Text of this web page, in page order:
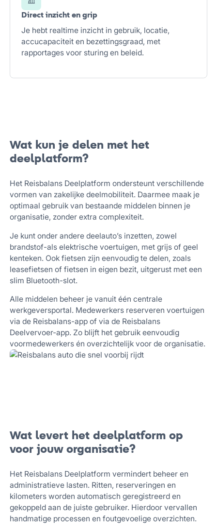
Direct inzicht en grip
Je hebt realtime inzicht in gebruik, locatie,
accucapaciteit en bezettingsgraad, met
rapportages voor sturing en beleid.
Wat kun je delen met het
deelplatform?
Het Reisbalans Deelplatform ondersteunt verschillende
vormen van zakelijke deelmobiliteit. Daarmee maak je
optimaal gebruik van bestaande middelen binnen je
organisatie, zonder extra complexiteit.
Je kunt onder andere deelauto’s inzetten, zowel
brandstof-als elektrische voertuigen, met grijs of geel
kenteken. Ook fietsen zijn eenvoudig te delen, zoals
leasefietsen of fietsen in eigen bezit, uitgerust met een
slim Bluetooth-slot.
Alle middelen beheer je vanuit één centrale
werkgeversportal. Medewerkers reserveren voertuigen
via de Reisbalans-app of via de Reisbalans
Deelvervoer-app. Zo blijft het gebruik eenvoudig
voormedewerkers én overzichtelijk voor de organisatie.
Wat levert het deelplatform op
voor jouw organisatie?
Het Reisbalans Deelplatform vermindert beheer en
administratieve lasten. Ritten, reserveringen en
kilometers worden automatisch geregistreerd en
gekoppeld aan de juiste gebruiker. Hierdoor vervallen
handmatige processen en foutgevoelige overzichten.